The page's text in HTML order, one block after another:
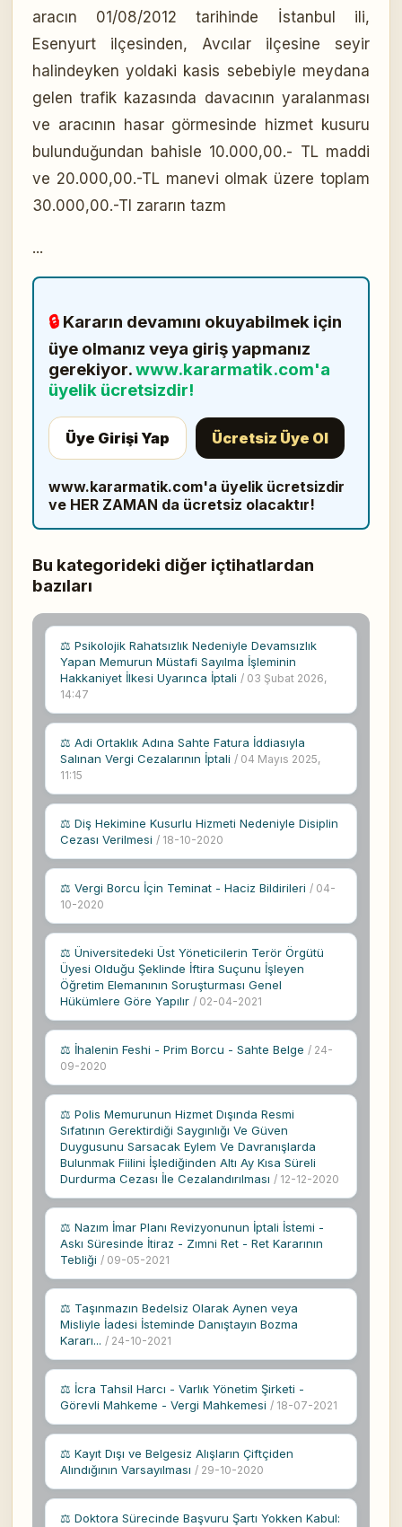
aracın 01/08/2012 tarihinde İstanbul ili,
Esenyurt ilçesinden, Avcılar ilçesine seyir
halindeyken yoldaki kasis sebebiyle meydana
gelen trafik kazasında davacının yaralanması
ve aracının hasar görmesinde hizmet kusuru
bulunduğundan bahisle 10.000,00.- TL maddi
ve 20.000,00.-TL manevi olmak üzere toplam
30.000,00.-Tl zararın tazm
...
🔒 Kararın devamını okuyabilmek için
üye olmanız veya giriş yapmanız
gerekiyor.www.kararmatik.com'a
üyelik ücretsizdir!
Üye Girişi Yap Ücretsiz Üye Ol
www.kararmatik.com'a üyelik ücretsizdir
ve HER ZAMAN da ücretsiz olacaktır!
Bu kategorideki diğer içtihatlardan
bazıları
⚖ Psikolojik Rahatsızlık Nedeniyle Devamsızlık
Yapan Memurun Müstafi Sayılma İşleminin
Hakkaniyet İlkesi Uyarınca İptali / 03 Şubat 2026,
14:47
⚖ Adi Ortaklık Adına Sahte Fatura İddiasıyla
Salınan Vergi Cezalarının İptali / 04 Mayıs 2025,
11:15
⚖ Diş Hekimine Kusurlu Hizmeti Nedeniyle Disiplin
Cezası Verilmesi / 18-10-2020
⚖ Vergi Borcu İçin Teminat - Haciz Bildirileri / 04-
10-2020
⚖ Üniversitedeki Üst Yöneticilerin Terör Örgütü
Üyesi Olduğu Şeklinde İftira Suçunu İşleyen
Öğretim Elemanının Soruşturması Genel
Hükümlere Göre Yapılır / 02-04-2021
⚖ İhalenin Feshi - Prim Borcu - Sahte Belge / 24-
09-2020
⚖ Polis Memurunun Hizmet Dışında Resmi
Sıfatının Gerektirdiği Saygınlığı Ve Güven
Duygusunu Sarsacak Eylem Ve Davranışlarda
Bulunmak Fiilini İşlediğinden Altı Ay Kısa Süreli
Durdurma Cezası İle Cezalandırılması / 12-12-2020
⚖ Nazım İmar Planı Revizyonunun İptali İstemi -
Askı Süresinde İtiraz - Zımni Ret - Ret Kararının
Tebliği / 09-05-2021
⚖ Taşınmazın Bedelsiz Olarak Aynen veya
Misliyle İadesi İsteminde Danıştayın Bozma
Kararı... / 24-10-2021
⚖ İcra Tahsil Harcı - Varlık Yönetim Şirketi -
Görevli Mahkeme - Vergi Mahkemesi / 18-07-2021
⚖ Kayıt Dışı ve Belgesiz Alışların Çiftçiden
Alındığının Varsayılması / 29-10-2020
⚖ Doktora Sürecinde Başvuru Şartı Yokken Kabul: